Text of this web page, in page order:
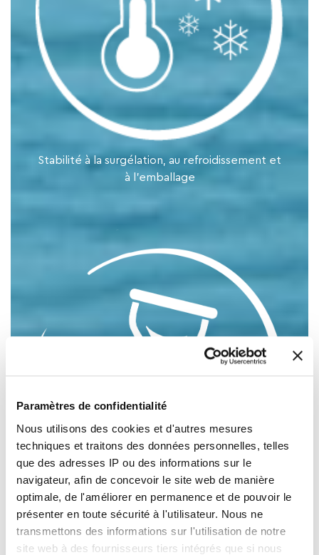
Paramètres de confidentialité
Nous utilisons des cookies et d'autres mesures
techniques et traitons des données personnelles, telles
que des adresses IP ou des informations sur le
navigateur, afin de concevoir le site web de manière
optimale, de l'améliorer en permanence et de pouvoir le
présenter en toute sécurité à l'utilisateur. Nous ne
transmettons des informations sur l'utilisation de notre
site web à des fournisseurs tiers intégrés que si nous
Stabilité à la surgélation, au refroidissement et
à l’emballage
Temps de prise